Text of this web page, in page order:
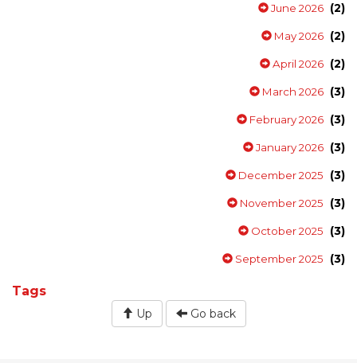
June 2026 (2)
May 2026 (2)
April 2026 (2)
March 2026 (3)
February 2026 (3)
January 2026 (3)
December 2025 (3)
November 2025 (3)
October 2025 (3)
September 2025 (3)
Tags
Up Go back